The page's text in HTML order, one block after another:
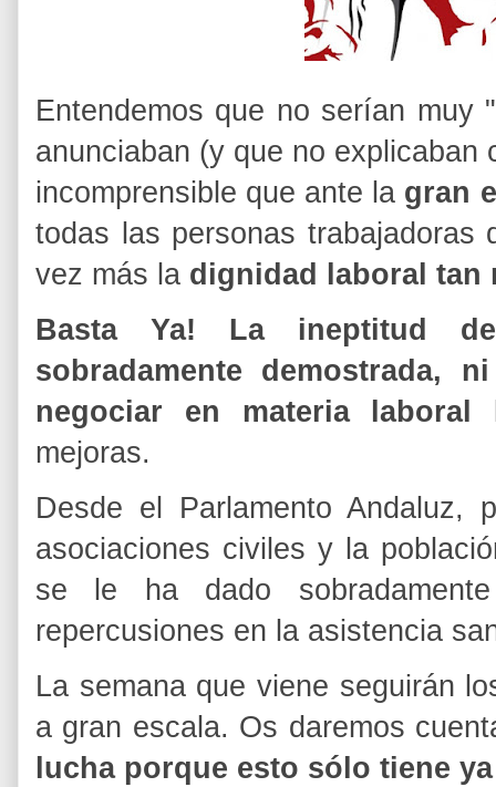
Entendemos que no serían muy
anunciaban (y que no
incomprensible que ante la gran
todas las personas
vez más la dignidad laboral tan
Basta Ya!
La ineptitud
sobradamente demostrada,
negociar en materia laboral
mejoras.
Desde el Parlamento Andaluz,
asociaciones civiles y la
se le ha dado
repercusiones en la asistencia
La semana que viene seguirán
a gran escala. Os daremos
lucha porque esto sólo tiene